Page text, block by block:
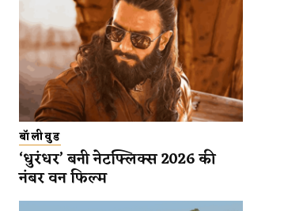
बॉलीवुड
‘धुरंधर’ बनी नेटफ्लिक्स 2026 की
नंबर वन फिल्म